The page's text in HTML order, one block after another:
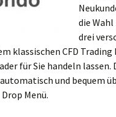
die
drei
klassischen CFD Trading
für Sie handeln lassen.
und bequem
Menü.